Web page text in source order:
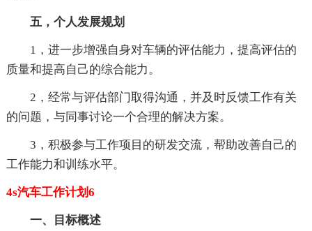
五，个人发展规划
1，进一步增强自身对车辆的评估能力，提高评估的
质量和提高自己的综合能力。
2，经常与评估部门取得沟通，并及时反馈工作有关
的问题，与同事讨论一个合理的解决方案。
3，积极参与工作项目的研发交流，帮助改善自己的
工作能力和训练水平。
4s汽车工作计划6
一、目标概述